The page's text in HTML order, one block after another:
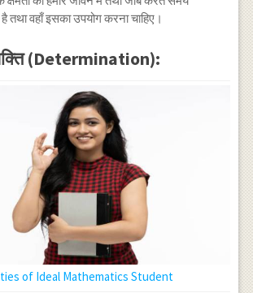
तथा वहाँ इसका उपयोग करना चाहिए।
(Determination):
of Ideal Mathematics Student